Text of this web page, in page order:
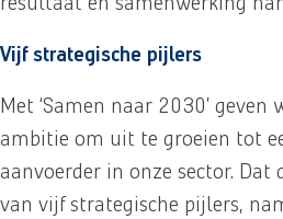
Vijf strategische pijlers
Met ‘Samen naar 2030’
ambitie om uit te groeien tot
aanvoerder in onze sector. Dat
van vijf strategische pijlers,